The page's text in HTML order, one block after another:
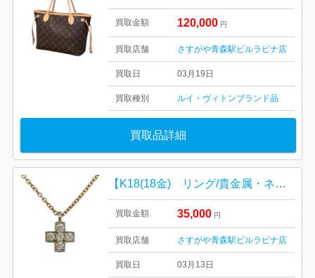
買取金額 120,000 円
買取店舗 さすがや青森駅ビルラビナ店
買取日 03月19日
買取種別 ルイ・ヴィトンブランド品
買取品詳細
【K18(18金) リング/貴金属・ネックレス・リング・アクセサリー・メンズ・レディース】
買取金額 35,000 円
買取店舗 さすがや青森駅ビルラビナ店
買取日 03月13日